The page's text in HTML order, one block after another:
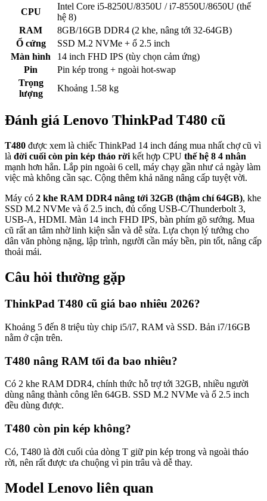
CPU
Intel Core i5-8250U/8350U / i7-8550U/8650U (thế
hệ 8)
RAM
8GB/16GB DDR4 (2 khe, nâng tới 32-64GB)
Ổ cứng
SSD M.2 NVMe + ổ 2.5 inch
Màn hình
14 inch FHD IPS (tùy chọn cảm ứng)
Pin
Pin kép trong + ngoài hot-swap
Trọng
lượng
Khoảng 1.58 kg
Đánh giá Lenovo ThinkPad T480 cũ
T480 được xem là chiếc ThinkPad 14 inch đáng mua nhất chợ cũ vì
là đời cuối còn pin kép tháo rời kết hợp CPU thế hệ 8 4 nhân
mạnh hơn hẳn. Lắp pin ngoài 6 cell, máy chạy gần như cả ngày làm
việc mà không cần sạc. Cộng thêm khả năng nâng cấp tuyệt vời.
Máy có 2 khe RAM DDR4 nâng tới 32GB (thậm chí 64GB), khe
SSD M.2 NVMe và ổ 2.5 inch, đủ cổng USB-C/Thunderbolt 3,
USB-A, HDMI. Màn 14 inch FHD IPS, bàn phím gõ sướng. Mua
cũ rất an tâm nhờ linh kiện sẵn và dễ sửa. Lựa chọn lý tưởng cho
dân văn phòng nặng, lập trình, người cần máy bền, pin tốt, nâng cấp
thoải mái.
Câu hỏi thường gặp
ThinkPad T480 cũ giá bao nhiêu 2026?
Khoảng 5 đến 8 triệu tùy chip i5/i7, RAM và SSD. Bản i7/16GB
nằm ở cận trên.
T480 nâng RAM tối đa bao nhiêu?
Có 2 khe RAM DDR4, chính thức hỗ trợ tới 32GB, nhiều người
dùng nâng thành công lên 64GB. SSD M.2 NVMe và ổ 2.5 inch
đều dùng được.
T480 còn pin kép không?
Có, T480 là đời cuối của dòng T giữ pin kép trong và ngoài tháo
rời, nên rất được ưa chuộng vì pin trâu và dễ thay.
Model Lenovo liên quan